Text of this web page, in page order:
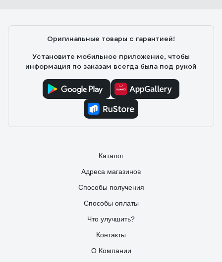
Оригинальные товары с гарантией!
Установите мобильное приложение, чтобы
информация по заказам всегда была под рукой
Каталог
Адреса магазинов
Способы получения
Способы оплаты
Что улучшить?
Контакты
О Компании